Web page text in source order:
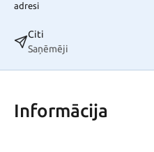
adresi
Citi
Saņēmēji
Informācija